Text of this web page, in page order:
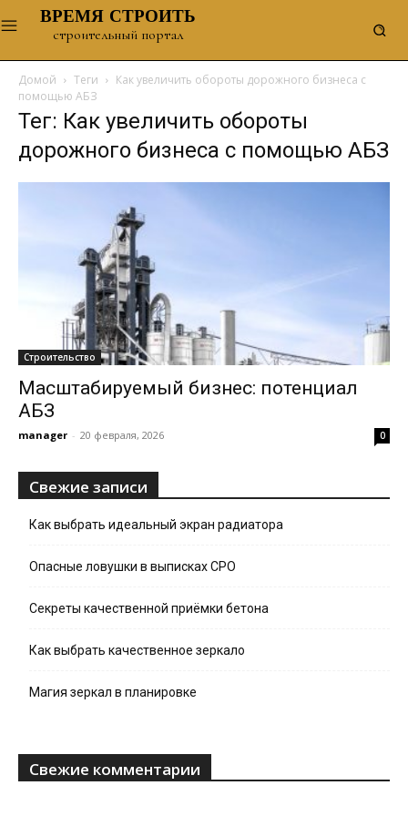
ВРЕМЯ СТРОИТЬ
строительный портал
Домой Теги
Как увеличить обороты дорожного бизнеса с
помощью АБЗ
Тег: Как увеличить обороты
дорожного бизнеса с помощью АБЗ
Строительство
Масштабируемый бизнес: потенциал
АБЗ
manager - 20 февраля, 2026 0
Свежие записи
Как выбрать идеальный экран радиатора
Опасные ловушки в выписках СРО
Секреты качественной приёмки бетона
Как выбрать качественное зеркало
Магия зеркал в планировке
Свежие комментарии